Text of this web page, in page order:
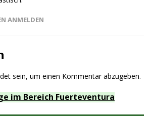
ANMELDEN
sein, um einen Kommentar abzugeben.
im Bereich Fuerteventura